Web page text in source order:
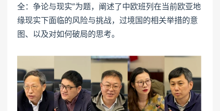
全：争论与现实”为题，阐述了中欧班列在当前欧亚地
缘现实下面临的风险与挑战，过境国的相关举措的意
图、以及对如何破局的思考。